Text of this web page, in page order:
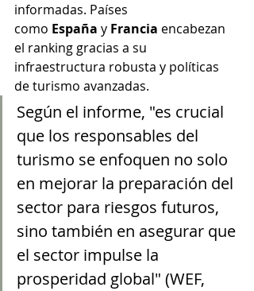
informadas. Países
como España y Francia encabezan
el ranking gracias a su
infraestructura robusta y políticas
de turismo avanzadas.
Según el informe, "es crucial
que los responsables del
turismo se enfoquen no solo
en mejorar la preparación del
sector para riesgos futuros,
sino también en asegurar que
el sector impulse la
prosperidad global" (WEF,